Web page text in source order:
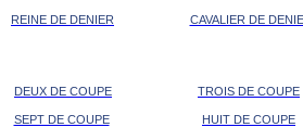
REINE DE DENIER CAVALIER DE
DEUX DE COUPE TROIS DE COUPE
SEPT DE COUPE HUIT DE COUPE